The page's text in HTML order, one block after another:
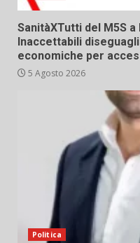
SanitàXTutti del M5S
Inaccettabili
economiche per
5 Agosto 2026
Politica